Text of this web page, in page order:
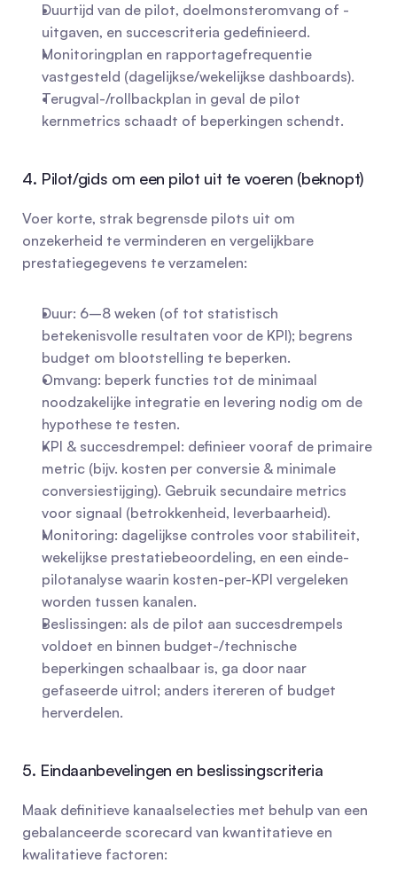
Duurtijd van de pilot, doelmonsteromvang of -
uitgaven, en succescriteria gedefinieerd.
Monitoringplan en rapportagefrequentie
vastgesteld (dagelijkse/wekelijkse dashboards).
Terugval-/rollbackplan in geval de pilot
kernmetrics schaadt of beperkingen schendt.
4. Pilot/gids om een pilot uit te voeren (beknopt)
Voer korte, strak begrensde pilots uit om
onzekerheid te verminderen en vergelijkbare
prestatiegegevens te verzamelen:
Duur: 6–8 weken (of tot statistisch
betekenisvolle resultaten voor de KPI); begrens
budget om blootstelling te beperken.
Omvang: beperk functies tot de minimaal
noodzakelijke integratie en levering nodig om de
hypothese te testen.
KPI & succesdrempel: definieer vooraf de primaire
metric (bijv. kosten per conversie & minimale
conversiestijging). Gebruik secundaire metrics
voor signaal (betrokkenheid, leverbaarheid).
Monitoring: dagelijkse controles voor stabiliteit,
wekelijkse prestatiebeoordeling, en een einde-
pilotanalyse waarin kosten-per-KPI vergeleken
worden tussen kanalen.
Beslissingen: als de pilot aan succesdrempels
voldoet en binnen budget-/technische
beperkingen schaalbaar is, ga door naar
gefaseerde uitrol; anders itereren of budget
herverdelen.
5. Eindaanbevelingen en beslissingscriteria
Maak definitieve kanaalselecties met behulp van een
gebalanceerde scorecard van kwantitatieve en
kwalitatieve factoren: